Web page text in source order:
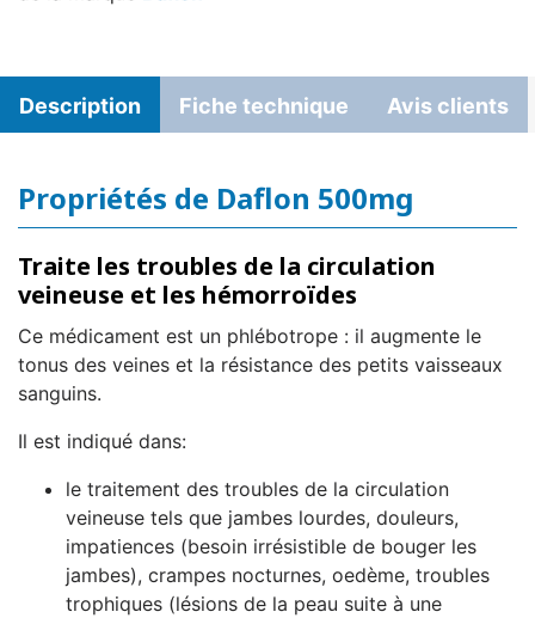
Description Fiche technique Avis clients
Propriétés de Daflon 500mg
Traite les troubles de la circulation
veineuse et les hémorroïdes
Ce médicament est un phlébotrope : il augmente le
tonus des veines et la résistance des petits vaisseaux
sanguins.
Il est indiqué dans:
le traitement des troubles de la circulation
veineuse tels que jambes lourdes, douleurs,
impatiences (besoin irrésistible de bouger les
jambes), crampes nocturnes, oedème, troubles
trophiques (lésions de la peau suite à une